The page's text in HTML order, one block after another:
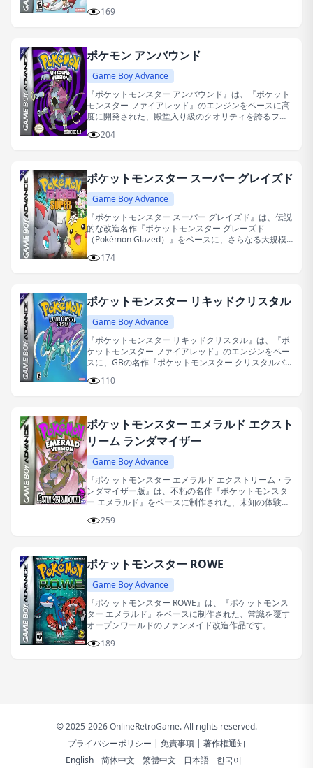
169
ポケモン アンバウンド
Game Boy Advance
『ポケットモンスター アンバウンド』は、『ポケット
モンスター ファイアレッド』のエンジンをベースに高
度に開発された、殿堂入り級のクオリティを誇るファ
204
ポケットモンスター スーパー グレイズド
Game Boy Advance
『ポケットモンスター スーパー グレイズド』は、伝説
的な改造名作『ポケットモンスター グレーズド
（Pokémon Glazed）』をベースに、さらなる大規模
品です。
174
ポケットモンスター リキッドクリスタル
Game Boy Advance
『ポケットモンスター リキッドクリスタル』は、『ポ
ケットモンスター ファイアレッド』のエンジンをベー
スに、GBの名作『ポケットモンスター クリスタルバー
作品です。
110
ポケットモンスター エメラルド エクスト
リーム ランダマイザー
Game Boy Advance
『ポケットモンスター エメラルド エクストリーム・ラ
ンダマイザー版』は、不朽の名作『ポケットモンスタ
ー エメラルド』をベースに制作された、未知の体験と
す。259
ポケットモンスター ROWE
Game Boy Advance
『ポケットモンスター ROWE』は、『ポケットモンス
ター エメラルド』をベースに制作された、常識を覆す
オープンワールドのファンメイド改造作品です。
189
© 2025-2026 OnlineRetroGame. All rights reserved.
プライバシーポリシー | 免責事項 | 著作権通知
English
简体中文 繁體中文 日本語 한국어